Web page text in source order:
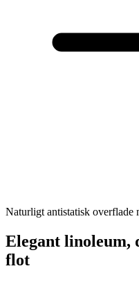
Naturligt antistatisk overflade
Elegant linoleum,
flot